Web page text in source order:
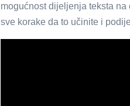
mogućnost dijeljenja teksta
sve korake da to učinite i